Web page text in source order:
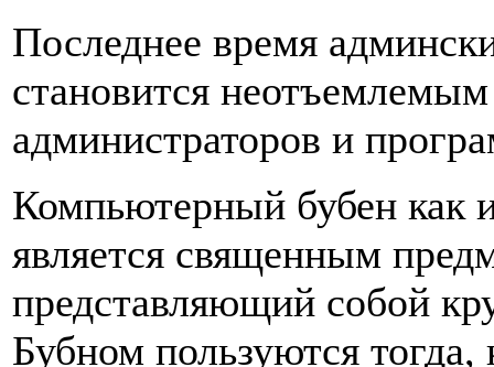
Последнее время
становится
администраторов и
Компьютерный бубен как
является священным
представляющий собой
Бубном пользуются тогда,